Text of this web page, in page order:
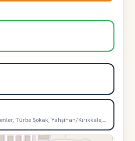
Türbe Sokak, Yahşihan/Kırıkkale,…